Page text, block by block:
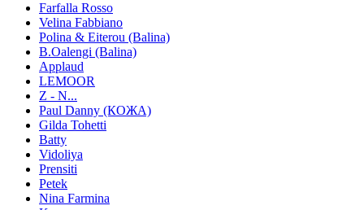
Farfalla Rosso
Velina Fabbiano
Polina & Eiterou (Balina)
B.Oalengi (Balina)
Applaud
LEMOOR
Z - N...
Paul Danny (КОЖА)
Gilda Tohetti
Batty
Vidoliya
Prensiti
Petek
Nina Farmina